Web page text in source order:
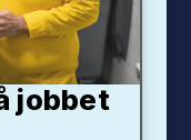
jobbet